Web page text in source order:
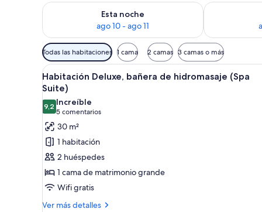
Esta noche
ago 10 - ago 11
Consulta la disponibilidad para esta noche, ago 10 -
Consulta la
Filtros
disponibles
para
las
habitaciones
Todas las habitaciones 1 cama 2 camas 3 camas o más
Abrir
todas
las
fotos
de
Habitación
Deluxe,
bañera
de
hidromasaje
(Spa
Habitación de hotel con
6
Habitación Deluxe, bañera de hidromasaje (Spa
Suite)
9,29,2 de 10
Increíble
5 comentarios
(5 comentarios)
30 m²
1 habitación
2 huéspedes
1 cama de matrimonio grande
Wifi gratis
Ver más detalles
Más